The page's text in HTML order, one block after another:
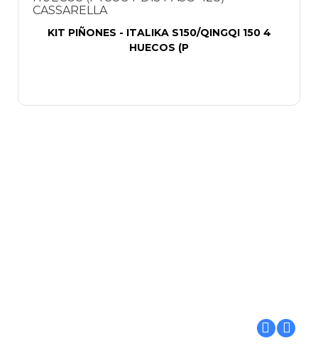
KIT PIÑONES - ITALIKA S150/QINGQI 150 4
HUECOS (P